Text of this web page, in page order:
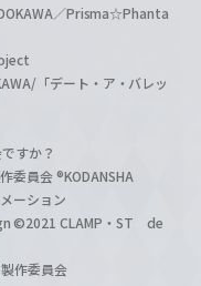
／Prisma☆Phanta
「デート・ア・バレッ
すか？
委員会 ®KODANSHA
ーション
©2021 CLAMP・ST de
作委員会